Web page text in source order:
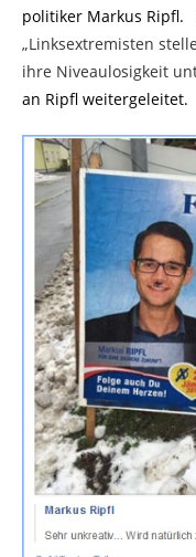
politiker Markus Ripfl.
„Linksextremisten
ihre Niveaulosigkeit
an Ripfl weitergeleitet.